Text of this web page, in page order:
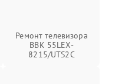
Ремонт телевизора
BBK 55LEX-
8215/UTS2C